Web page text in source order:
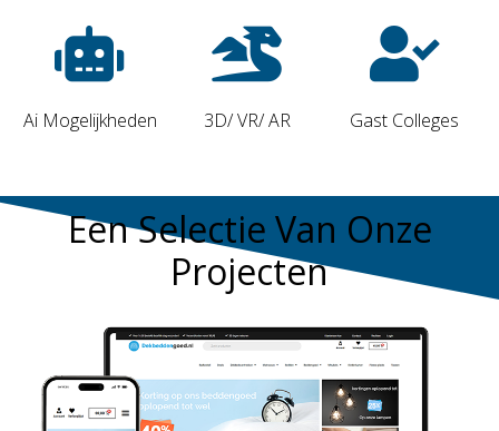
Ai Mogelijkheden 3D/ VR/ AR Gast Colleges
Een Selectie Van Onze
Projecten